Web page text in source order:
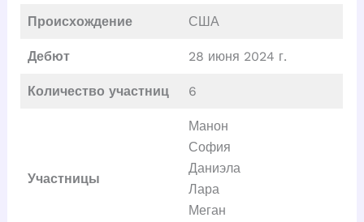
Происхождение США
Дебют 28 июня 2024 г.
Количество участниц 6
Участницы
Манон
София
Даниэла
Лара
Меган